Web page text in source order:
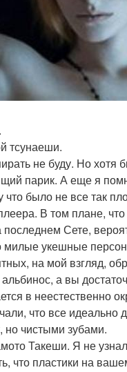
тсунаеши.
не буду. Но
парик. А еще я
было не все так
В том плане,
Сете,
милые укешные
на мой взгляд,
а вы
в неестественно
что все
но чистыми зубами.
Такеши. Я не
что пластики на